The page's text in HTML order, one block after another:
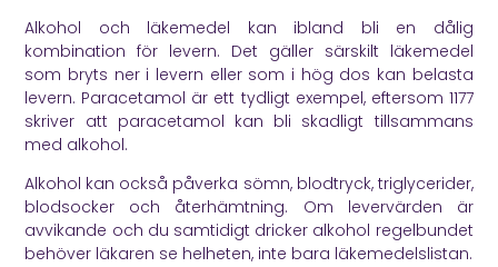
Alkohol och läkemedel kan ibland bli en dålig
kombination för levern. Det gäller särskilt läkemedel
som bryts ner i levern eller som i hög dos kan belasta
levern. Paracetamol är ett tydligt exempel, eftersom 1177
skriver att paracetamol kan bli skadligt tillsammans
med alkohol.
Alkohol kan också påverka sömn, blodtryck, triglycerider,
blodsocker och återhämtning. Om levervärden är
avvikande och du samtidigt dricker alkohol regelbundet
behöver läkaren se helheten, inte bara läkemedelslistan.